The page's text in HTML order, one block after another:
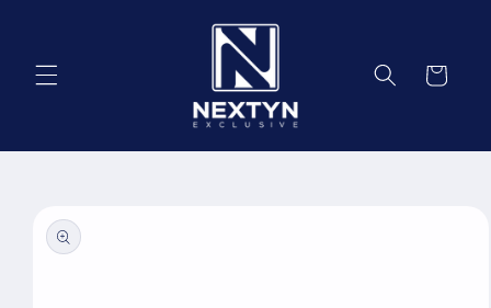
Coș
informațiile
despre
produs